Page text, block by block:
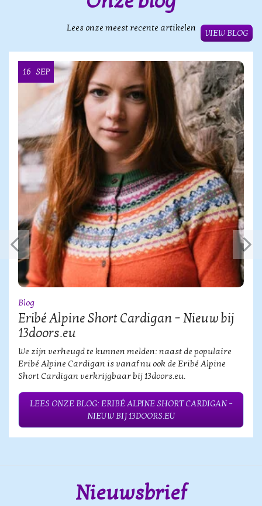
Lees onze meest recente artikelen
VIEW BLOG
16 SEP
Blog
Eribé Alpine Short Cardigan – Nieuw bij
13doors.eu
We zijn verheugd te kunnen melden: naast de populaire
Eribé Alpine Cardigan is vanaf nu ook de Eribé Alpine
Short Cardigan verkrijgbaar bij 13doors.eu.
LEES ONZE BLOG: ERIBÉ ALPINE SHORT CARDIGAN –
NIEUW BIJ 13DOORS.EU
Nieuwsbrief